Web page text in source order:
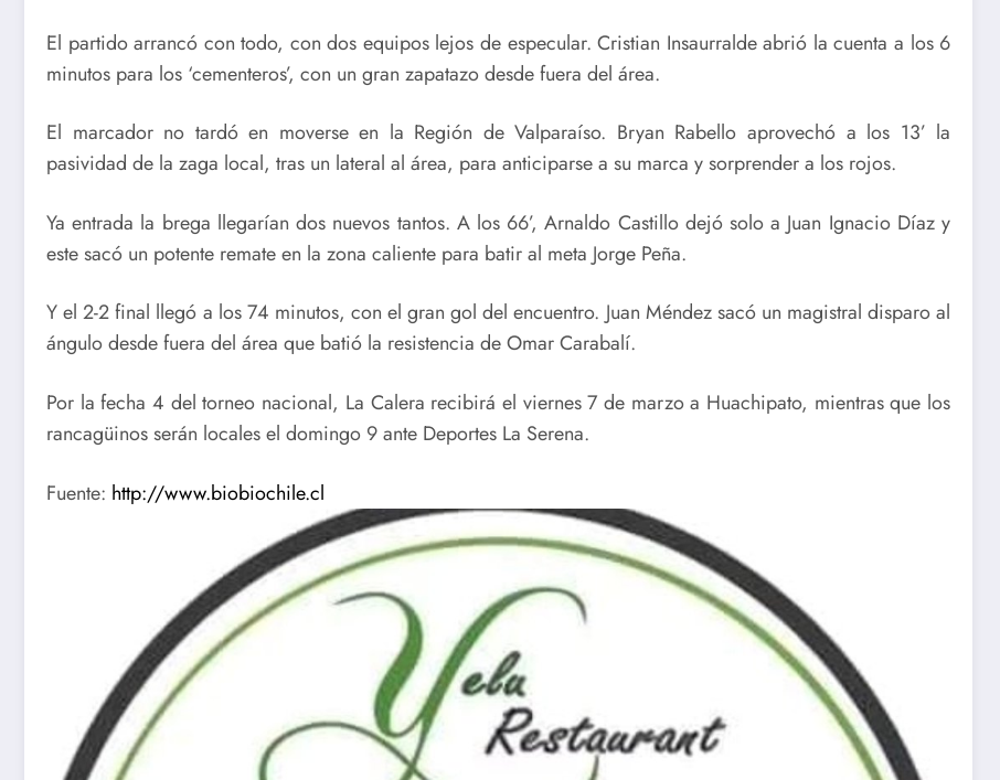
El partido arrancó con todo, con dos equipos lejos de especular. Cristian Insaurralde abrió la cuenta a los 6
minutos para los ‘cementeros’, con un gran zapatazo desde fuera del área.
El marcador no tardó en moverse en la Región de Valparaíso. Bryan Rabello aprovechó a los 13’ la
pasividad de la zaga local, tras un lateral al área, para anticiparse a su marca y sorprender a los rojos.
Ya entrada la brega llegarían dos nuevos tantos. A los 66’, Arnaldo Castillo dejó solo a Juan Ignacio Díaz y
este sacó un potente remate en la zona caliente para batir al meta Jorge Peña.
Y el 2-2 final llegó a los 74 minutos, con el gran gol del encuentro. Juan Méndez sacó un magistral disparo al
ángulo desde fuera del área que batió la resistencia de Omar Carabalí.
Por la fecha 4 del torneo nacional, La Calera recibirá el viernes 7 de marzo a Huachipato, mientras que los
rancagüinos serán locales el domingo 9 ante Deportes La Serena.
Fuente: http://www.biobiochile.cl